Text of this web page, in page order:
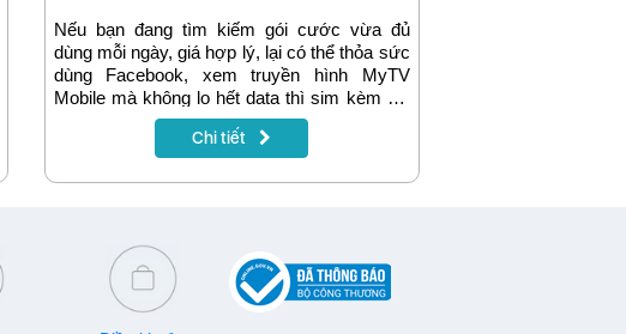
Nếu bạn đang tìm kiếm gói cước vừa đủ
dùng mỗi ngày, giá hợp lý, lại có thể thỏa sức
dùng Facebook, xem truyền hình MyTV
Mobile mà không lo hết data thì sim kèm gói
YOLO80F sẽ là lựa chọn lý tưởng giúp bạn
duy trì kết nối ổn định với chi phí chỉ
kèm gói YOLO80F online nhanh chóng sẽ có
Chi tiết